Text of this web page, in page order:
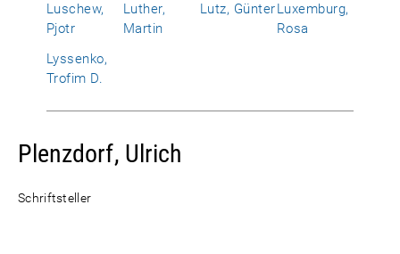
Luschew,
Pjotr
Luther,
Martin
Lutz, GünterLuxemburg,
Rosa
Lyssenko,
Trofim D.
Plenzdorf, Ulrich
Schriftsteller